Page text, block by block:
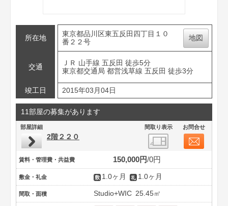
所在地
東京都品川区東五反田四丁目１０
番２２号
地図
交通
ＪＲ 山手線 五反田 徒歩5分
東京都交通局 都営浅草線 五反田 徒歩3分
竣工日 2015年03月04日
11部屋の募集があります
部屋詳細 間取り表示 お問合せ
2階２２０
賃料・管理費・共益費 150,000円 0円
敷金・礼金 1.0ヶ月 1.0ヶ月
間取・面積 Studio+WIC 25.45㎡